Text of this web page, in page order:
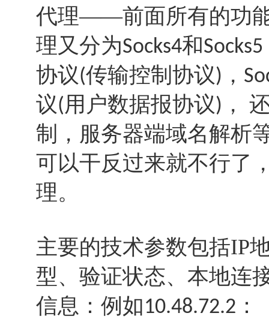
代理——前面所有的功
理又分为Socks4和Socks5
协议(传输控制协议) ，
议(用户数据报协议) ，
制，服务器端域名解析
可以干反过来就不行了
理。
主要的技术参数包括IP
型、验证状态、本地连
信息：例如10.48.72.2 ：